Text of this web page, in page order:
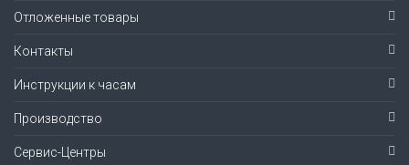
Отложенные товары
Контакты
Инструкции к часам
Производство
Сервис-Центры